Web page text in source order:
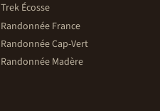
Trek Écosse
Randonnée France
Randonnée Cap-Vert
Randonnée Madère